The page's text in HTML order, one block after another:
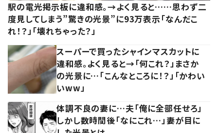
駅の電光掲示板に違和感。→よく見ると……思わず二
度見してしまう”驚きの光景”に93万表示「なんだこ
れ！？」「壊れちゃった？」
スーパーで買ったシャインマスカットに
違和感。よく見ると→「何これ？」まさか
の光景に…「こんなところに！？」「かわい
いww」
体調不良の妻に…夫「俺に全部任せろ」
しかし数時間後「なにこれ…」妻が目に